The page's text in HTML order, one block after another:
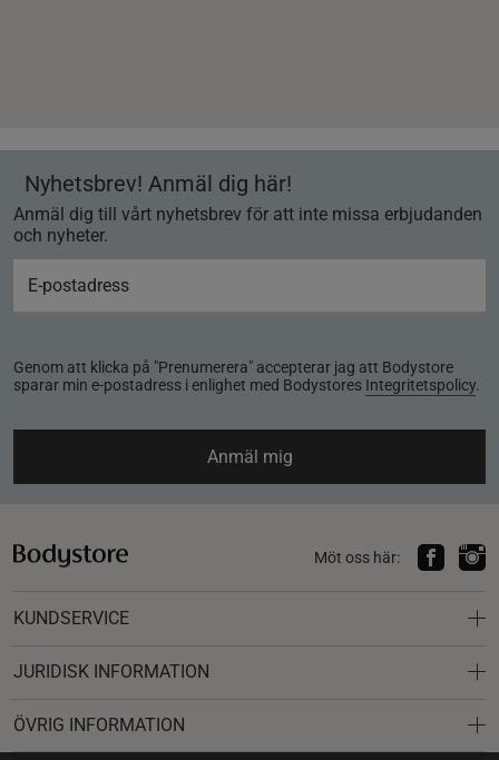
Nyhetsbrev! Anmäl dig här!
Anmäl dig till vårt nyhetsbrev för att inte missa erbjudanden
och nyheter.
Genom att klicka på "Prenumerera" accepterar jag att Bodystore
sparar min e-postadress i enlighet med Bodystores Integritetspolicy.
Anmäl mig
Möt oss här:
KUNDSERVICE
JURIDISK INFORMATION
ÖVRIG INFORMATION